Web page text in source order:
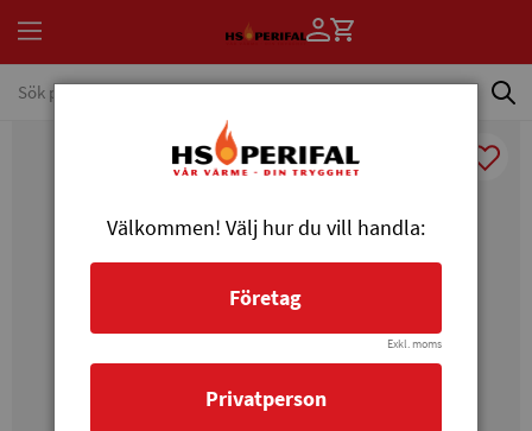
Välkommen! Välj hur du vill handla:
Företag
Exkl. moms
Privatperson